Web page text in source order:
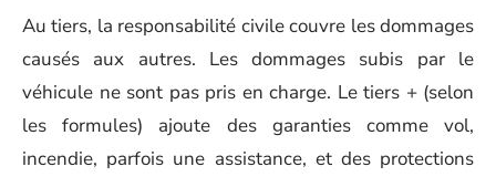
Au tiers, la responsabilité civile couvre les dommages
causés aux autres. Les dommages subis par le
véhicule ne sont pas pris en charge. Le tiers + (selon
les formules) ajoute des garanties comme vol,
incendie, parfois une assistance, et des protections